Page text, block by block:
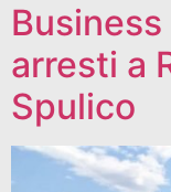
Business
arresti a
Spulico